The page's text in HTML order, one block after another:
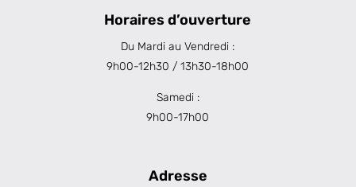
Horaires d’ouverture
Du Mardi au Vendredi :
9h00-12h30 / 13h30-18h00
Samedi :
9h00-17h00
Adresse